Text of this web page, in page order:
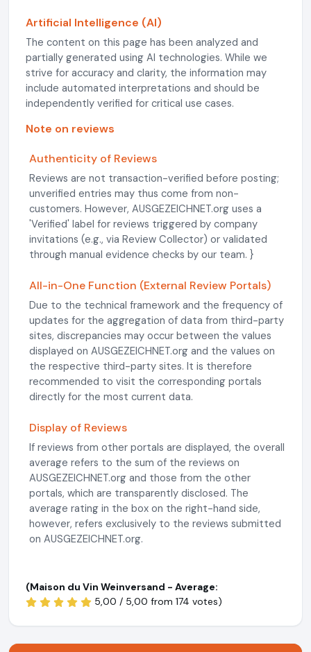
Artificial Intelligence (AI)
The content on this page has been analyzed and
partially generated using AI technologies. While we
strive for accuracy and clarity, the information may
include automated interpretations and should be
independently verified for critical use cases.
Note on reviews
Authenticity of Reviews
Reviews are not transaction-verified before posting;
unverified entries may thus come from non-
customers. However, AUSGEZEICHNET.org uses a
'Verified' label for reviews triggered by company
invitations (e.g., via Review Collector) or validated
through manual evidence checks by our team. }
All-in-One Function (External Review Portals)
Due to the technical framework and the frequency of
updates for the aggregation of data from third-party
sites, discrepancies may occur between the values
displayed on AUSGEZEICHNET.org and the values on
the respective third-party sites. It is therefore
recommended to visit the corresponding portals
directly for the most current data.
Display of Reviews
If reviews from other portals are displayed, the overall
average refers to the sum of the reviews on
AUSGEZEICHNET.org and those from the other
portals, which are transparently disclosed. The
average rating in the box on the right-hand side,
however, refers exclusively to the reviews submitted
on AUSGEZEICHNET.org.
(Maison du Vin Weinversand - Average:
5,00 / 5,00 from 174 votes)